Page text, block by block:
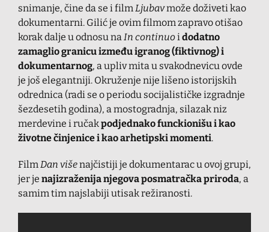
snimanje, čine da se i film Ljubavmože doživeti kao
dokumentarni. Gilić je ovim filmom zapravo otišao
korak dalje u odnosu na In continuoi dodatno
zamaglio granicu između igranog (fiktivnog) i
dokumentarnog, a upliv mita u svakodnevicu ovde
je još elegantniji. Okruženje nije lišeno istorijskih
odrednica (radi se o periodu socijalističke izgradnje
šezdesetih godina), a mostogradnja, silazak niz
merdevine i ručakpodjednako funckionišu i kao
životne činjenice i kao arhetipski momenti.
Film Dan višenajčistiji je dokumentarac u ovoj grupi,
jer je najizraženija njegova posmatračka priroda, a
samim tim najslabiji utisak režiranosti.